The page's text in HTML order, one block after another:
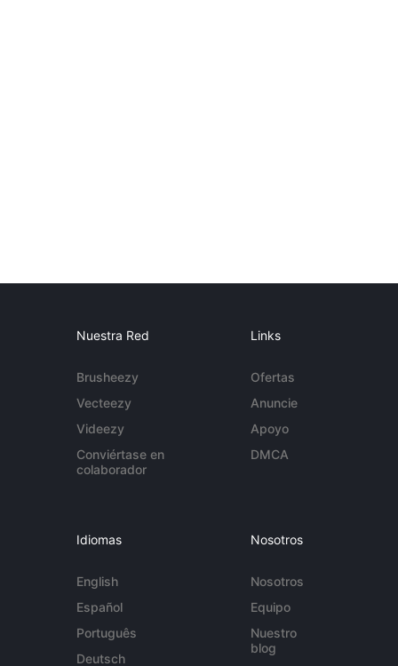
Nuestra Red
Brusheezy
Vecteezy
Videezy
Conviértase en
colaborador
Links
Ofertas
Anuncie
Apoyo
DMCA
Idiomas
English
Español
Português
Deutsch
Nosotros
Nosotros
Equipo
Nuestro
blog